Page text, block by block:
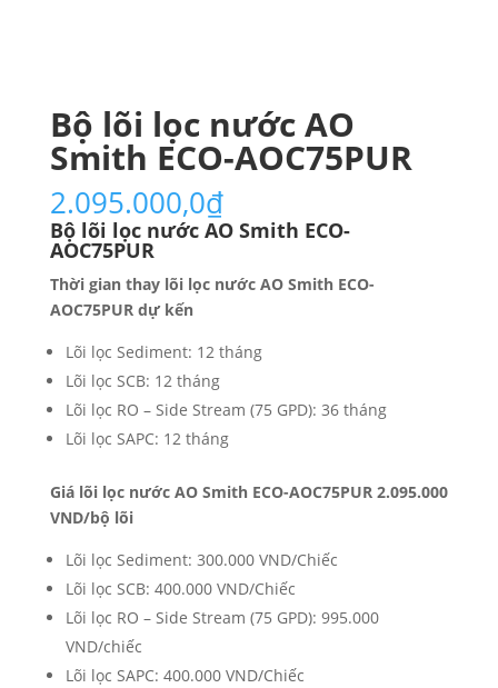
Bộ lõi lọc nước AO
Smith ECO-AOC75PUR
2.095.000,0₫
Bộ lõi lọc nước AO Smith ECO-
AOC75PUR
Thời gian thay lõi lọc nước AO Smith ECO-
AOC75PUR dự kến
Lõi lọc Sediment: 12 tháng
Lõi lọc SCB: 12 tháng
Lõi lọc RO – Side Stream (75 GPD): 36 tháng
Lõi lọc SAPC: 12 tháng
Giá lõi lọc nước AO Smith ECO-AOC75PUR 2.095.000
VND/bộ lõi
Lõi lọc Sediment: 300.000 VND/Chiếc
Lõi lọc SCB: 400.000 VND/Chiếc
Lõi lọc RO – Side Stream (75 GPD): 995.000
VND/chiếc
Lõi lọc SAPC: 400.000 VND/Chiếc